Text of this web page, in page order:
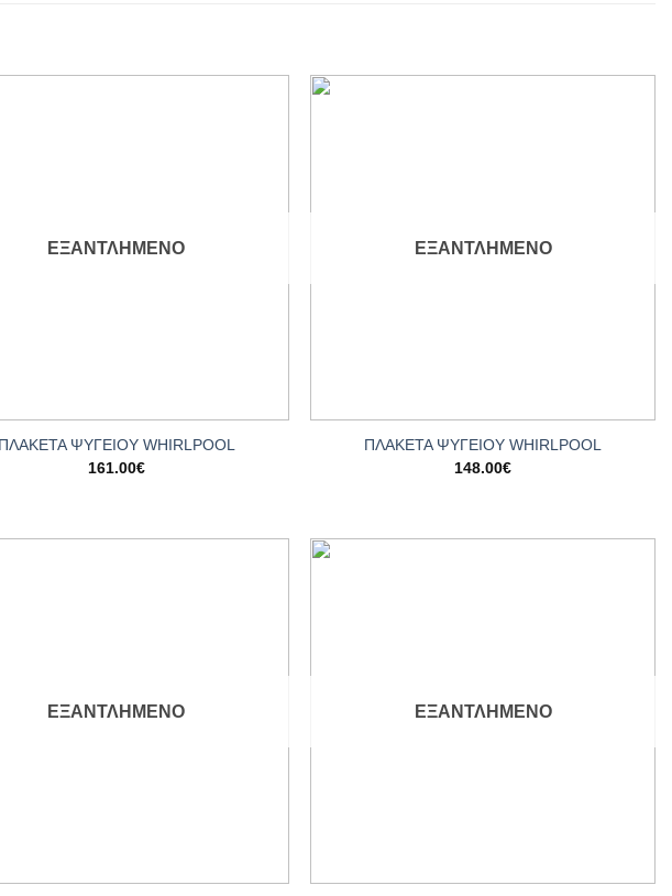
ΕΞΑΝΤΛΗΜΈΝΟ
ΠΛΑΚΕΤΑ ΨΥΓΕΙΟΥ WHIRLPOOL
161.00€
ΕΞΑΝΤΛΗΜΈΝΟ
ΠΛΑΚΕΤΑ ΨΥΓΕΙΟΥ WHIRLPOOL
148.00€
ΕΞΑΝΤΛΗΜΈΝΟ ΕΞΑΝΤΛΗΜΈΝΟ